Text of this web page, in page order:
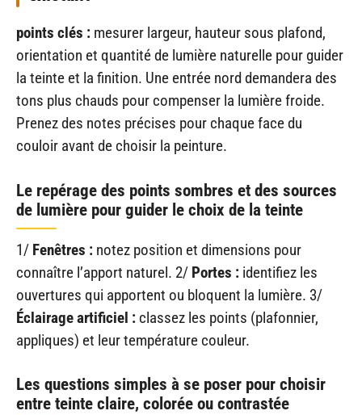
points clés : mesurer largeur, hauteur sous plafond,
orientation et quantité de lumière naturelle pour guider
la teinte et la finition. Une entrée nord demandera des
tons plus chauds pour compenser la lumière froide.
Prenez des notes précises pour chaque face du
couloir avant de choisir la peinture.
Le repérage des points sombres et des sources
de lumière pour guider le choix de la teinte
1/ Fenêtres : notez position et dimensions pour
connaître l’apport naturel. 2/ Portes : identifiez les
ouvertures qui apportent ou bloquent la lumière. 3/
Éclairage artificiel : classez les points (plafonnier,
appliques) et leur température couleur.
Les questions simples à se poser pour choisir
entre teinte claire, colorée ou contrastée